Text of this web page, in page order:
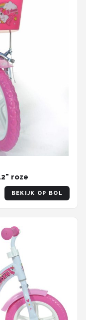
roze
BEKIJK OP BOL